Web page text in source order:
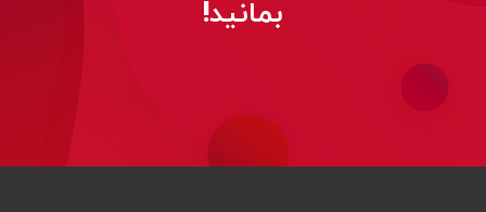
بمانید!